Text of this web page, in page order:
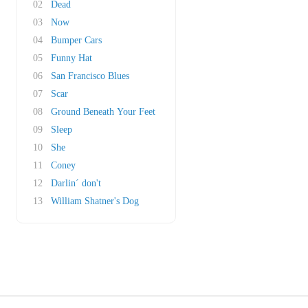
02
Dead
03
Now
04
Bumper Cars
05
Funny Hat
06
San Francisco Blues
07
Scar
08
Ground Beneath Your Feet
09
Sleep
10
She
11
Coney
12
Darlin´ don't
13
William Shatner's Dog